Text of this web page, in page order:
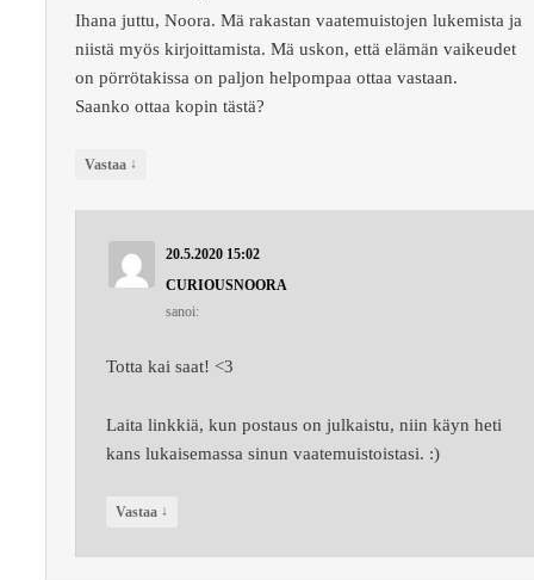
Ihana juttu, Noora. Mä rakastan vaatemuistojen lukemista ja
niistä myös kirjoittamista. Mä uskon, että elämän vaikeudet
on pörrötakissa on paljon helpompaa ottaa vastaan.
Saanko ottaa kopin tästä?
Vastaa ↓
20.5.2020 15:02
CURIOUSNOORA
sanoi:
Totta kai saat! <3
Laita linkkiä, kun postaus on julkaistu, niin käyn heti
kans lukaisemassa sinun vaatemuistoistasi. :)
Vastaa ↓